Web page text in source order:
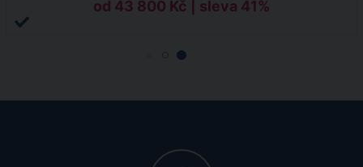
od 43 800 Kč | sleva 41%